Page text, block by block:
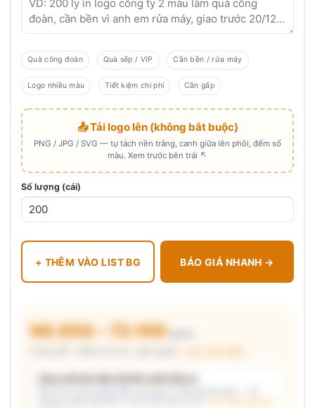
Quà công đoàn Quà sếp / VIP Cần bền / rửa máy
Logo nhiều màu Tiết kiệm chi phí Cần gấp
📤 Tải logo lên (không bắt buộc)
PNG / JPG / SVG — tự tách nền trắng, canh giữa lên phôi, đếm số
màu. Xem trước bên trái ↖
Số lượng (cái)
+ THÊM VÀO LIST BG BÁO GIÁ NHANH →
66.500 – 72.100